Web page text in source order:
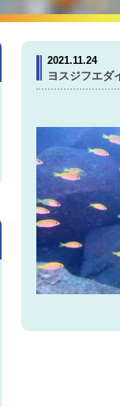
2021.11.24
ヨスジフエダ